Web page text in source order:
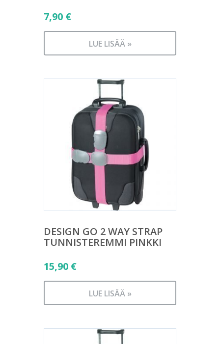
7,90 €
LUE LISÄÄ »
DESIGN GO 2 WAY STRAP
TUNNISTEREMMI PINKKI
15,90 €
LUE LISÄÄ »